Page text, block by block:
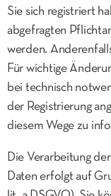
Sie sich registriert
abgefragten
werden.
Für wichtige
bei technisch
der Registrierung
diesem Wege zu
Die Verarbeitung
Daten erfolgt auf